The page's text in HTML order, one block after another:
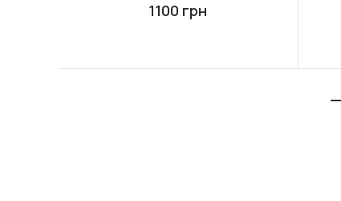
1100 грн